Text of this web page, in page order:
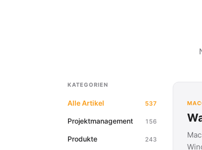
KATEGORIEN
Alle Artikel 537
Projektmanagement 156
Produkte 243